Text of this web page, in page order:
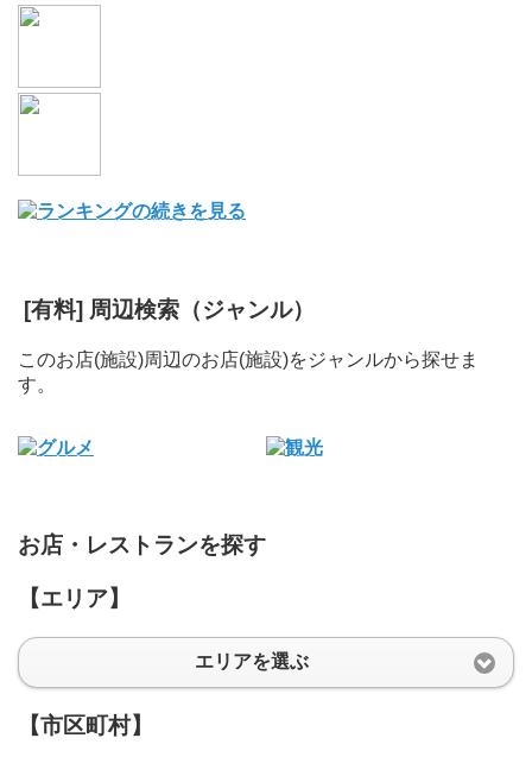
[有料] 周辺検索（ジャンル）
このお店(施設)周辺のお店(施設)をジャンルから探せま
す。
お店・レストランを探す
【エリア】
エリアを選ぶ
【市区町村】